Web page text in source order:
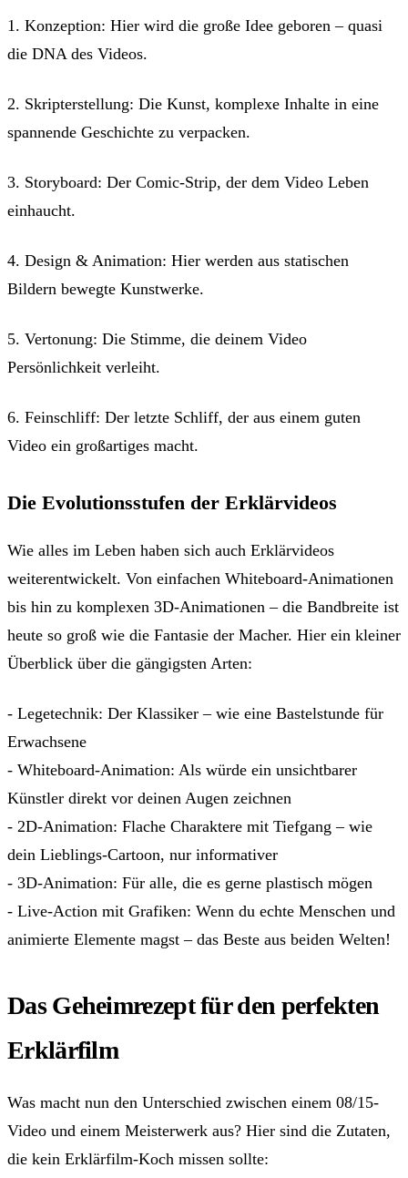
1. Konzeption: Hier wird die große Idee geboren – quasi
die DNA des Videos.
2. Skripterstellung: Die Kunst, komplexe Inhalte in eine
spannende Geschichte zu verpacken.
3. Storyboard: Der Comic-Strip, der dem Video Leben
einhaucht.
4. Design & Animation: Hier werden aus statischen
Bildern bewegte Kunstwerke.
5. Vertonung: Die Stimme, die deinem Video
Persönlichkeit verleiht.
6. Feinschliff: Der letzte Schliff, der aus einem guten
Video ein großartiges macht.
Die Evolutionsstufen der Erklärvideos
Wie alles im Leben haben sich auch Erklärvideos
weiterentwickelt. Von einfachen Whiteboard-Animationen
bis hin zu komplexen 3D-Animationen – die Bandbreite ist
heute so groß wie die Fantasie der Macher. Hier ein kleiner
Überblick über die gängigsten Arten:
- Legetechnik: Der Klassiker – wie eine Bastelstunde für
Erwachsene
- Whiteboard-Animation: Als würde ein unsichtbarer
Künstler direkt vor deinen Augen zeichnen
- 2D-Animation: Flache Charaktere mit Tiefgang – wie
dein Lieblings-Cartoon, nur informativer
- 3D-Animation: Für alle, die es gerne plastisch mögen
- Live-Action mit Grafiken: Wenn du echte Menschen und
animierte Elemente magst – das Beste aus beiden Welten!
Das Geheimrezept für den perfekten
Erklärfilm
Was macht nun den Unterschied zwischen einem 08/15-
Video und einem Meisterwerk aus? Hier sind die Zutaten,
die kein Erklärfilm-Koch missen sollte: